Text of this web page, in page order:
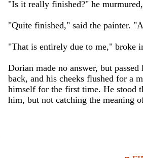
"Is it really finished?" he
"Quite finished," said the painter.
"That is entirely due to me," broke
Dorian made no answer, but
back, and his cheeks flushed for a
himself for the first time. He stood
him, but not catching the meaning